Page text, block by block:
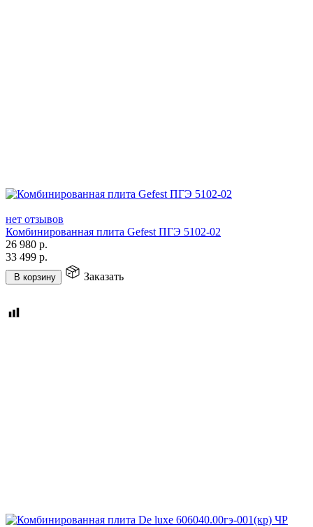
нет отзывов
Комбинированная плита Gefest ПГЭ 5102-02
26 980 р.
33 499 р.
В корзину Заказать